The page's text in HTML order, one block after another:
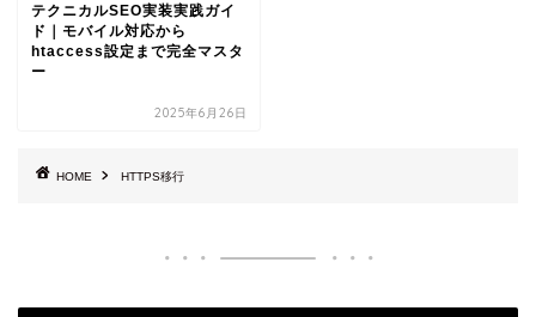
テクニカルSEO実装実践ガイ
ド｜モバイル対応から
htaccess設定まで完全マスタ
ー
2025年6月26日
HOME HTTPS移行